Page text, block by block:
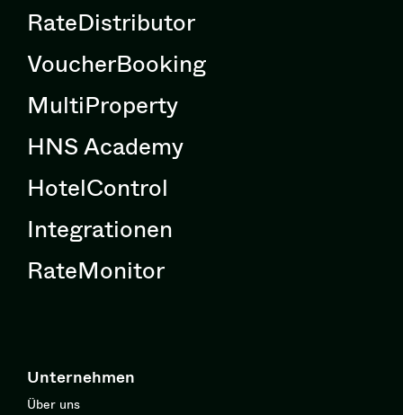
RateDistributor
VoucherBooking
MultiProperty
HNS Academy
HotelControl
Integrationen
RateMonitor
Unternehmen
Über uns